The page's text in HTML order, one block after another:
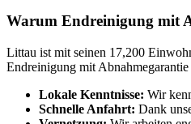
Warum Endreinigung mit
Littau ist mit seinen 17,200
Endreinigung mit
Lokale Kenntnisse: Wir
Schnelle Anfahrt: Dank